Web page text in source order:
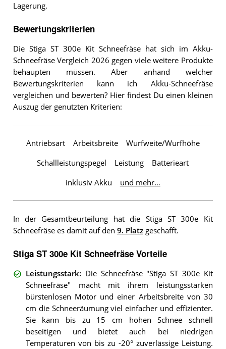
Lagerung.
Bewertungskriterien
Die Stiga ST 300e Kit Schneefräse hat sich im Akku-
Schneefräse Vergleich 2026 gegen viele weitere Produkte
behaupten müssen. Aber anhand welcher
Bewertungskriterien kann ich Akku-Schneefräse
vergleichen und bewerten? Hier findest Du einen kleinen
Auszug der genutzten Kriterien:
Antriebsart Arbeitsbreite Wurfweite/Wurfhöhe
Schallleistungspegel Leistung Batterieart
inklusiv Akku und mehr…
In der Gesamtbeurteilung hat die Stiga ST 300e Kit
Schneefräse es damit auf den 9. Platzgeschafft.
Stiga ST 300e Kit Schneefräse Vorteile
Leistungsstark: Die Schneefräse "Stiga ST 300e Kit
Schneefräse" macht mit ihrem leistungsstarken
bürstenlosen Motor und einer Arbeitsbreite von 30
cm die Schneeräumung viel einfacher und effizienter.
Sie kann bis zu 15 cm hohen Schnee schnell
beseitigen und bietet auch bei niedrigen
Temperaturen von bis zu -20° zuverlässige Leistung.